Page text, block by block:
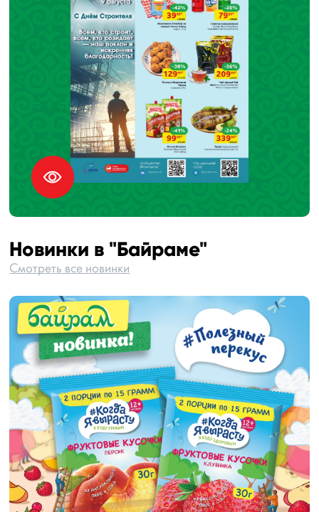
Новинки в "Байраме"
Смотреть все новинки